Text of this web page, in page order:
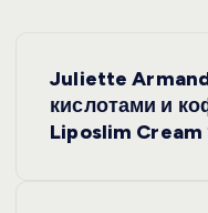
Juliette
кислотами и
Liposlim